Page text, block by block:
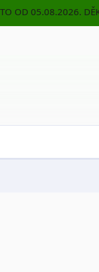
OD 05.08.2026.